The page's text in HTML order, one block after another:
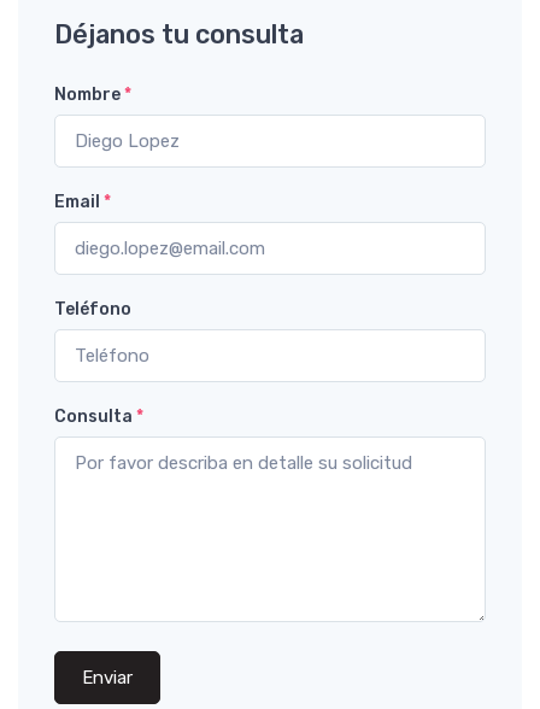
Déjanos tu consulta
Nombre*
Email *
Teléfono
Consulta *
Enviar